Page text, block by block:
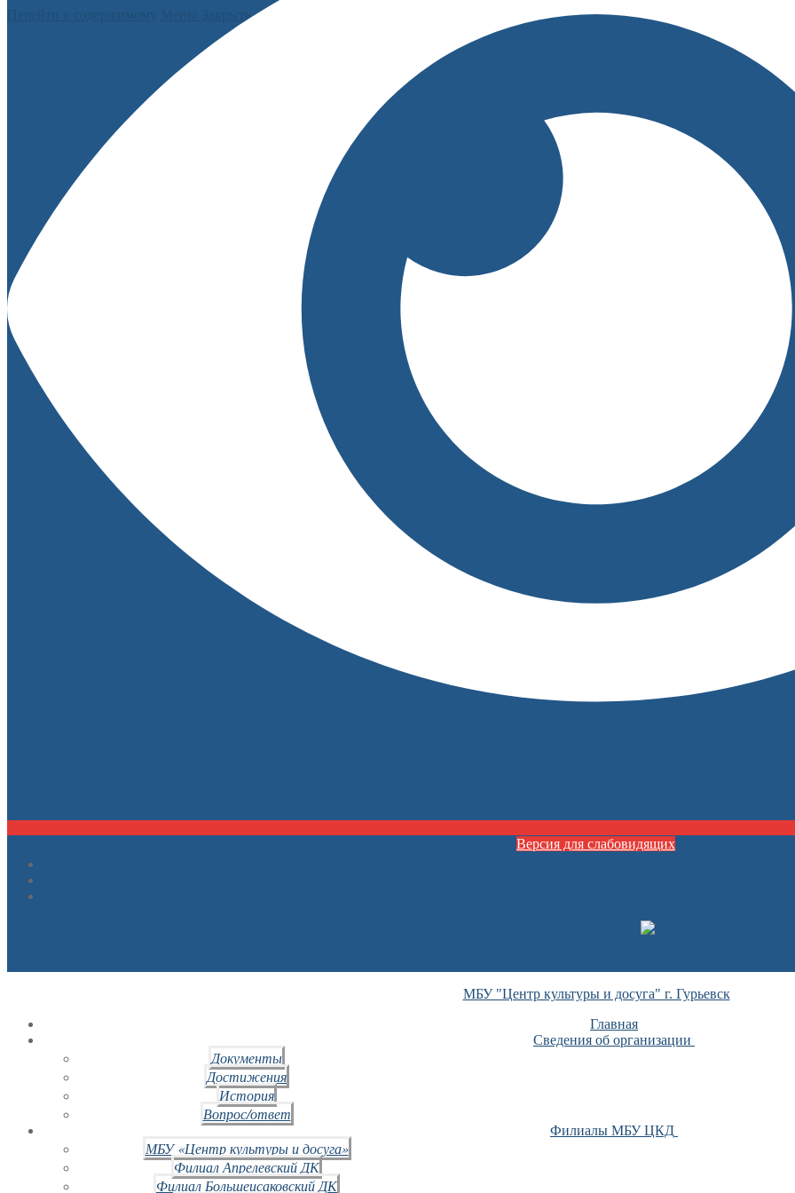
Закрыть
Версия для слабовидящих
МБУ "Центр культуры и досуга" г. Гурьевск
Главная
Сведения об организации
Документы
Достижения
История
Вопрос/ответ
Филиалы МБУ ЦКД
МБУ «Центр культуры и досуга»
Филиал Апрелевский ДК
Филиал Большеисаковский ДК